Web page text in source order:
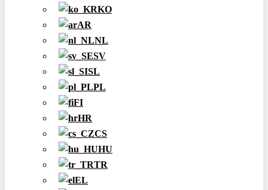
KO
AR
NL
SV
SL
PL
FI
HR
CS
HU
TR
EL